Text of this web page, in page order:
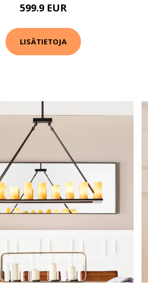
599.9 EUR
LISÄTIETOJA